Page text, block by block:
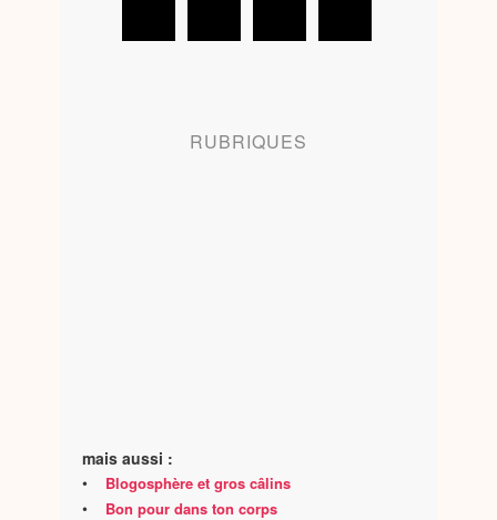
RUBRIQUES
mais aussi :
• Blogosphère et gros câlins
• Bon pour dans ton corps